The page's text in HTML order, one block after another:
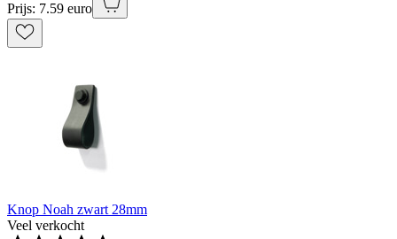
Prijs: 7.59 euro
Knop Noah zwart 28mm
Veel verkocht